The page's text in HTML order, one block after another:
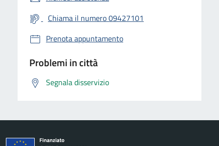
Chiama il numero 09427101
Prenota appuntamento
Problemi in città
Segnala disservizio